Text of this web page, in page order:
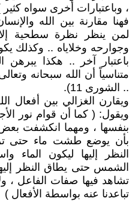
، وباعتبارات أخرى سواه كثير
فهنا مقارنة بين الله
لمن ينظر نظرة سطحية إلا
وجوارحه وخلاياه .. وكذلك
باعتبار آخر .. هكذا يبرهن
متناسياً أن الله سبحانه
.. الشورى 11).
ويقارن الغزالي بين أفعال
ويقول: ( كما أن قوام نور
بنفسها ، ومهما انكشفت
بأن يوضع طشت ماء حتى
النظر إليها ليكون
الشمس حتى يطاق النظر
تشاهد فيها صفات الفاعل ،
تباعدنا عنه بواسطة الأفعال )